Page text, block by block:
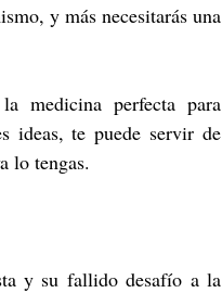
y más necesitarás una
medicina perfecta para
ideas, te puede servir de
lo tengas.
y su fallido desafío a la